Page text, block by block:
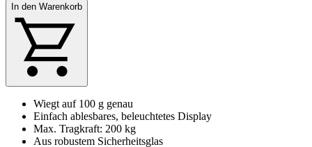
In den Warenkorb
Wiegt auf 100 g genau
Einfach ablesbares, beleuchtetes Display
Max. Tragkraft: 200 kg
Aus robustem Sicherheitsglas